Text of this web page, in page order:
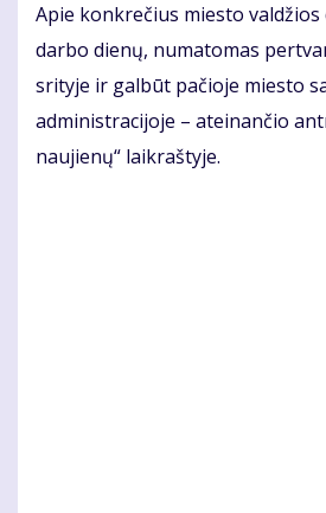
Apie konkrečius miesto
darbo dienų, numatomas
srityje ir galbūt pačioje miesto
administracijoje – ateinančio
naujienų“ laikraštyje.